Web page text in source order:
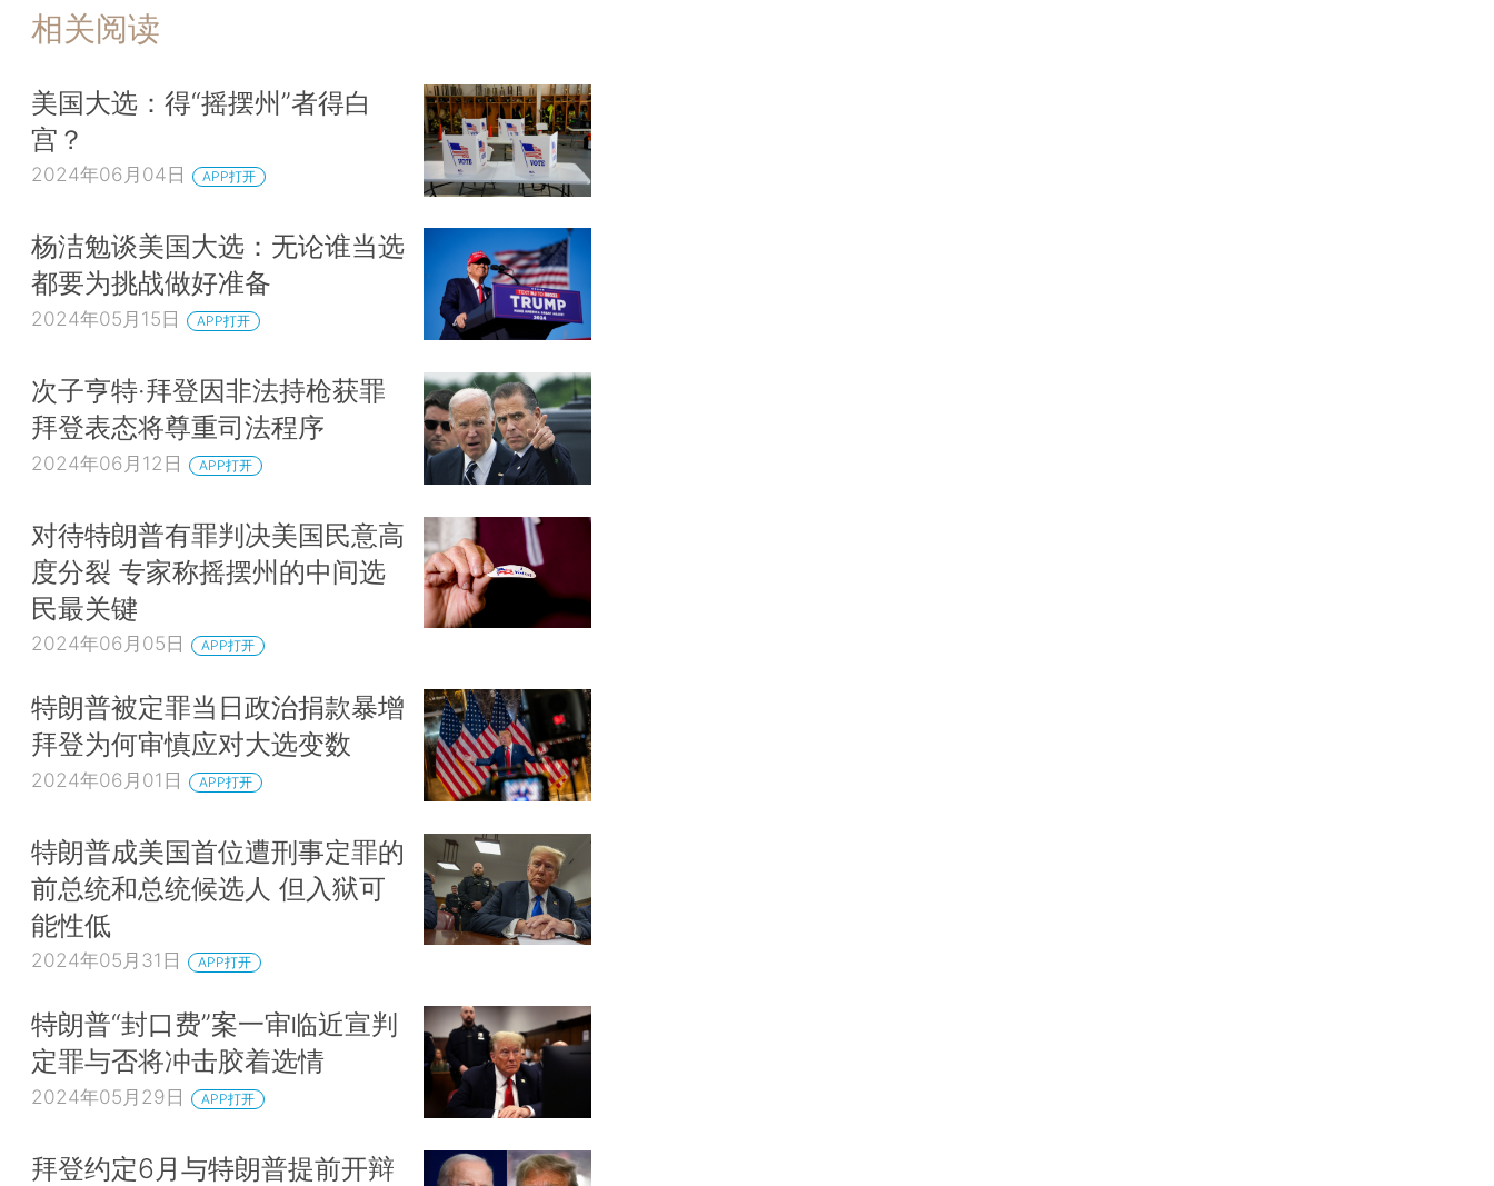
相关阅读
美国大选：得“摇摆州”者得白
宫？
2024年06月04日 APP打开
杨洁勉谈美国大选：无论谁当选
都要为挑战做好准备
2024年05月15日 APP打开
次子亨特·拜登因非法持枪获罪
拜登表态将尊重司法程序
2024年06月12日 APP打开
对待特朗普有罪判决美国民意高
度分裂 专家称摇摆州的中间选
民最关键
2024年06月05日 APP打开
特朗普被定罪当日政治捐款暴增
拜登为何审慎应对大选变数
2024年06月01日 APP打开
特朗普成美国首位遭刑事定罪的
前总统和总统候选人 但入狱可
能性低
2024年05月31日 APP打开
特朗普“封口费”案一审临近宣判
定罪与否将冲击胶着选情
2024年05月29日 APP打开
拜登约定6月与特朗普提前开辩